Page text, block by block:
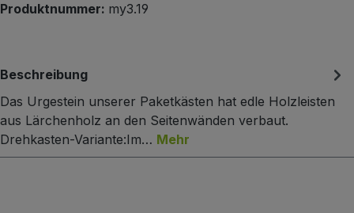
Produktnummer: my3.19
Beschreibung
Das Urgestein unserer Paketkästen hat edle Holzleisten
aus Lärchenholz an den Seitenwänden verbaut.
Drehkasten-Variante:Im… Mehr